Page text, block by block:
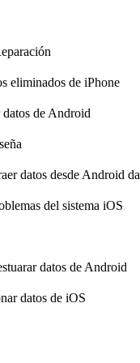
eliminados de iPhone
datos de Android
datos desde Android
del sistema iOS
datos de Android
datos de iOS